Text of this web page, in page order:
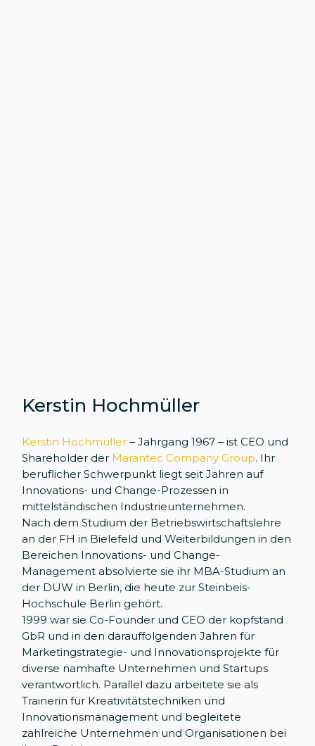
Kerstin Hochmüller
Kerstin Hochmüller – Jahrgang 1967 – ist CEO und
Shareholder der Marantec Company Group. Ihr
beruflicher Schwerpunkt liegt seit Jahren auf
Innovations- und Change-Prozessen in
mittelständischen Industrieunternehmen.
Nach dem Studium der Betriebswirtschaftslehre
an der FH in Bielefeld und Weiterbildungen in den
Bereichen Innovations- und Change-
Management absolvierte sie ihr MBA-Studium an
der DUW in Berlin, die heute zur Steinbeis-
Hochschule Berlin gehört.
1999 war sie Co-Founder und CEO der kopfstand
GbR und in den darauffolgenden Jahren für
Marketingstrategie- und Innovationsprojekte für
diverse namhafte Unternehmen und Startups
verantwortlich. Parallel dazu arbeitete sie als
Trainerin für Kreativitätstechniken und
Innovationsmanagement und begleitete
zahlreiche Unternehmen und Organisationen bei